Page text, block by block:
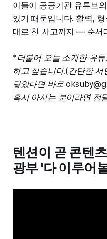
이들이 공공기관 유튜브
있기 때문입니다. 활력,
대로 친 사고까지 — 순서
*더불어 오늘 소개한 유
하고 싶습니다.(간단한
닿았다면 바로
혹시 아시는 분이라면 전
텐션이 곧 콘텐
광부 '다 이루어